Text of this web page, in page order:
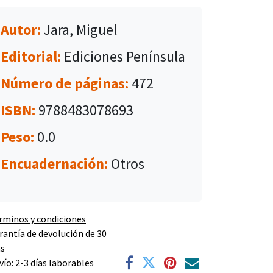
Autor:Jara, Miguel
Editorial: Ediciones Península
Número de páginas: 472
ISBN: 9788483078693
Peso: 0.0
Encuadernación: Otros
y condiciones
de devolución de 30
2-3 días laborables